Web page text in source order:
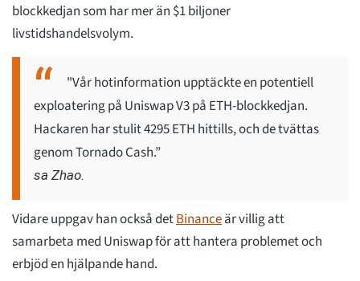
blockkedjan som har mer än $1 biljoner
livstidshandelsvolym.
"Vår hotinformation upptäckte en potentiell
exploatering på Uniswap V3 på ETH-blockkedjan.
Hackaren har stulit 4295 ETH hittills, och de tvättas
genom Tornado Cash.”
sa Zhao.
Vidare uppgav han också detBinanceär villig att
samarbeta med Uniswap för att hantera problemet och
erbjöd en hjälpande hand.